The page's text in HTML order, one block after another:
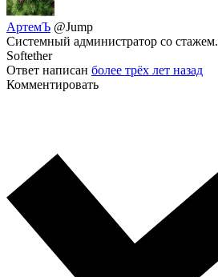
АртемЪ @Jump
Системный администратор со стажем.
Softether
Ответ написан более трёх лет назад
Комментировать